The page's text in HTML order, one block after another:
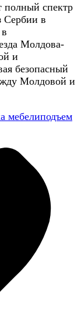
полный спектр
Сербии в
Молдова-
и
безопасный
Молдовой и
мебелиподъем